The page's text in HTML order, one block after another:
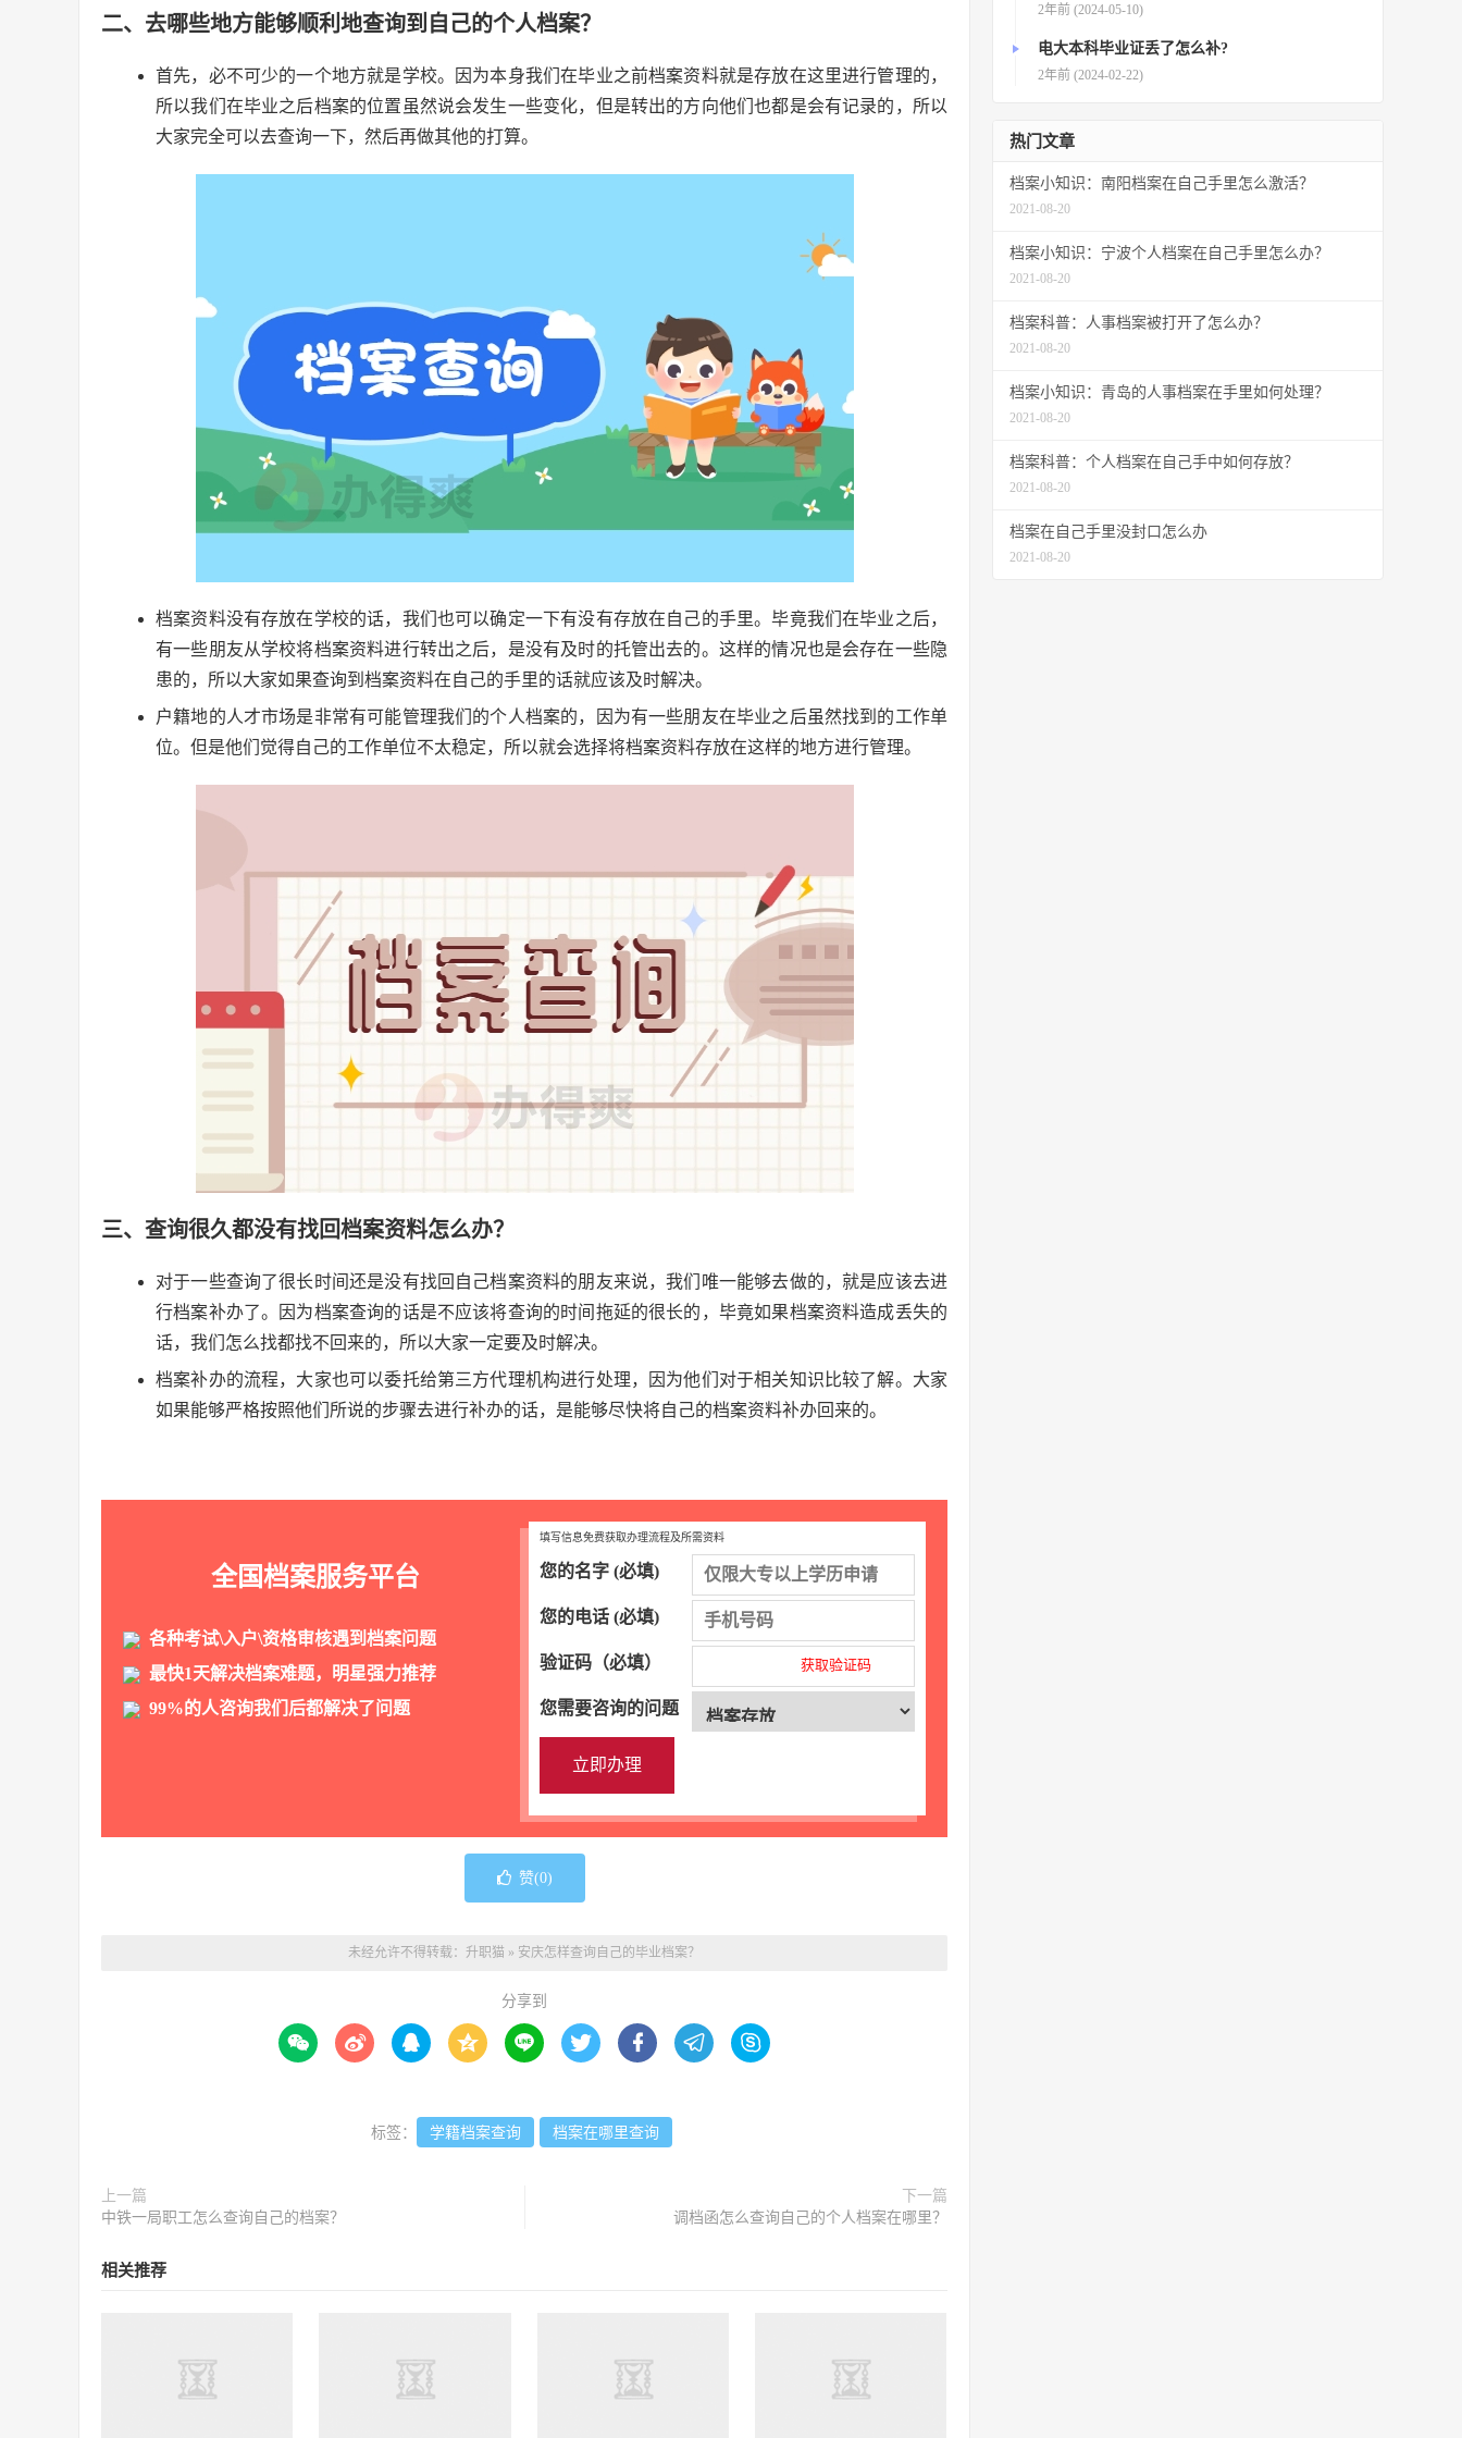
二、去哪些地方能够顺利地查询到自己的个人档案？
首先，必不可少的一个地方就是学校。因为本身我们在毕业之前档案资料就是存放在这里进行管理的，
所以我们在毕业之后档案的位置虽然说会发生一些变化，但是转出的方向他们也都是会有记录的，所以
大家完全可以去查询一下，然后再做其他的打算。
档案资料没有存放在学校的话，我们也可以确定一下有没有存放在自己的手里。毕竟我们在毕业之后，
有一些朋友从学校将档案资料进行转出之后，是没有及时的托管出去的。这样的情况也是会存在一些隐
患的，所以大家如果查询到档案资料在自己的手里的话就应该及时解决。
户籍地的人才市场是非常有可能管理我们的个人档案的，因为有一些朋友在毕业之后虽然找到的工作单
位。但是他们觉得自己的工作单位不太稳定，所以就会选择将档案资料存放在这样的地方进行管理。
三、查询很久都没有找回档案资料怎么办？
对于一些查询了很长时间还是没有找回自己档案资料的朋友来说，我们唯一能够去做的，就是应该去进
行档案补办了。因为档案查询的话是不应该将查询的时间拖延的很长的，毕竟如果档案资料造成丢失的
话，我们怎么找都找不回来的，所以大家一定要及时解决。
档案补办的流程，大家也可以委托给第三方代理机构进行处理，因为他们对于相关知识比较了解。大家
如果能够严格按照他们所说的步骤去进行补办的话，是能够尽快将自己的档案资料补办回来的。
全国档案服务平台
各种考试\入户\资格审核遇到档案问题
最快1天解决档案难题，明星强力推荐
99%的人咨询我们后都解决了问题
填写信息免费获取办理流程及所需资料
您的名字 (必填)
您的电话 (必填)
验证码（必填） 获取验证码
您需要咨询的问题
赞(0)
未经允许不得转载： 升职猫 » 安庆怎样查询自己的毕业档案？
分享到
        
标签： 学籍档案查询 档案在哪里查询
上一篇
中铁一局职工怎么查询自己的档案？
下一篇
调档函怎么查询自己的个人档案在哪里？
相关推荐
2年前 (2024-05-10)
电大本科毕业证丢了怎么补?
2年前 (2024-02-22)
热门文章
档案小知识：南阳档案在自己手里怎么激活？
2021-08-20
档案小知识：宁波个人档案在自己手里怎么办？
2021-08-20
档案科普：人事档案被打开了怎么办？
2021-08-20
档案小知识：青岛的人事档案在手里如何处理？
2021-08-20
档案科普：个人档案在自己手中如何存放？
2021-08-20
档案在自己手里没封口怎么办
2021-08-20